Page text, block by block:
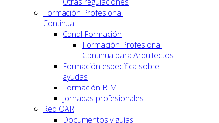
Formación Profesional
Continua
Canal Formación
Formación Profesional
Continua para Arquitectos
Formación específica sobre
ayudas
Formación BIM
Jornadas profesionales
Red OAR
Documentos y guías